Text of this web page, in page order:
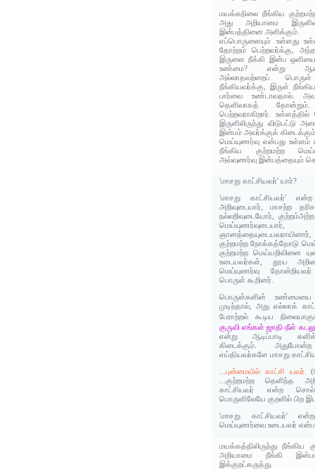
மயக்கநிலை நீங்கிய
அது அறியாமை
இன்பத்தினை அளிக்கும்.
எப்பொருளையும் உள்ளது
தோற்றம் பெற்றவர்க்கு,
இருளை நீக்கி இன்ப
உண்மை? என்று
அல்லாதவற்றைப்
நீங்கியவர்க்கு, இருள்
பார்வை உண்டாவதால்.
தெளிவாகத்
பெற்றவராகிறார்.
இருளிலிருந்து
இன்பம் அவர்க்குக்
மெய்யுணர்வு என்பது
நீங்கிய குற்றமற்ற
அவ்வுணர்வு இன்பத்தையும்
'மாசறு காட்சியவர்' யார்?
'மாசறு காட்சியவர்'
அறிவுடையார், மாசற்ற
நல்லறிவுடையோர்,
குற்றமற்ற நோக்கத்தோடு
குற்றமற்ற மெய்யறிவினை
உடையவர்கள், தூய
மெய்யுணர்வு
பொருள் கூறினர்.
பொருள்களின்
முடிந்தால், அது எல்லாக்
பேராற்றல் கூடிய
குருவி எங்கள் ஜாதி-நீள்
என்று ஆடிப்பாடி
கிடைக்கும்.
எய்தியவர்களே மாசறு
...புன்மையில் காட்சி யவர்.
...குற்றமற்ற தெளிந்த
காட்சியவர் என்ற
பொருளிலேயே குறளில் பிற
'மாசறு காட்சியவர்'
மெய்யுணர்வை உடையவர்
மயக்கத்திலிருந்து நீங்கிய
அறியாமை நீங்கி
இக்குறட்கருத்து.